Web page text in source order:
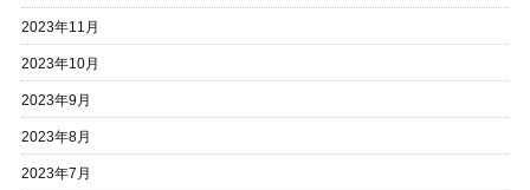
2023年11月
2023年10月
2023年9月
2023年8月
2023年7月